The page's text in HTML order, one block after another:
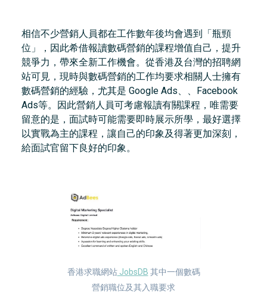
相信不少營銷人員都在工作數年後均會遇到「瓶頸
位」，因此希借報讀數碼營銷的課程增值自己，提升
競爭力，帶來全新工作機會。從香港及台灣的招聘網
站可見，現時與數碼營銷的工作均要求相關人士擁有
數碼營銷的經驗，尤其是 Google Ads、、Facebook
Ads等。因此營銷人員可考慮報讀有關課程，唯需要
留意的是，面試時可能需要即時展示所學，最好選擇
以實戰為主的課程，讓自己的印象及得著更加深刻，
給面試官留下良好的印象。
香港求職網站JobsDB 其中一個數碼
營銷職位及其入職要求